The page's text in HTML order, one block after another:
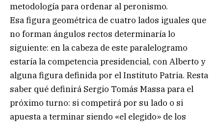
metodología para ordenar al peronismo.
Esa figura geométrica de cuatro lados iguales que
no forman ángulos rectos determinaría lo
siguiente: en la cabeza de este paralelogramo
estaría la competencia presidencial, con Alberto y
alguna figura definida por el Instituto Patria. Resta
saber qué definirá Sergio Tomás Massa para el
próximo turno: si competirá por su lado o si
apuesta a terminar siendo «el elegido» de los